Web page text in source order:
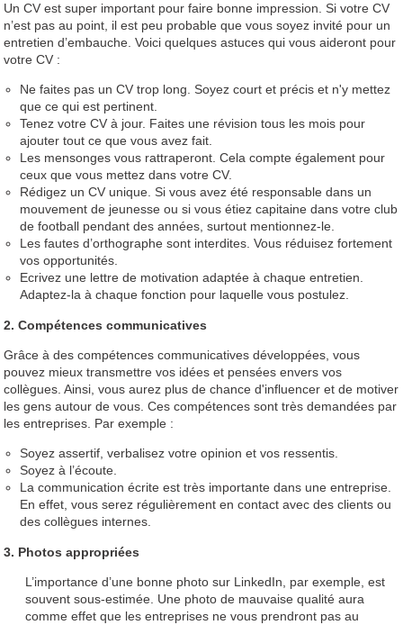
Un CV est super important pour faire bonne impression. Si votre CV
n’est pas au point, il est peu probable que vous soyez invité pour un
entretien d’embauche. Voici quelques astuces qui vous aideront pour
votre CV :
Ne faites pas un CV trop long. Soyez court et précis et n'y mettez
que ce qui est pertinent.
Tenez votre CV à jour. Faites une révision tous les mois pour
ajouter tout ce que vous avez fait.
Les mensonges vous rattraperont. Cela compte également pour
ceux que vous mettez dans votre CV.
Rédigez un CV unique. Si vous avez été responsable dans un
mouvement de jeunesse ou si vous étiez capitaine dans votre club
de football pendant des années, surtout mentionnez-le.
Les fautes d’orthographe sont interdites. Vous réduisez fortement
vos opportunités.
Ecrivez une lettre de motivation adaptée à chaque entretien.
Adaptez-la à chaque fonction pour laquelle vous postulez.
2. Compétences communicatives
Grâce à des compétences communicatives développées, vous
pouvez mieux transmettre vos idées et pensées envers vos
collègues. Ainsi, vous aurez plus de chance d'influencer et de motiver
les gens autour de vous. Ces compétences sont très demandées par
les entreprises. Par exemple :
Soyez assertif, verbalisez votre opinion et vos ressentis.
Soyez à l’écoute.
La communication écrite est très importante dans une entreprise.
En effet, vous serez régulièrement en contact avec des clients ou
des collègues internes.
​​3. Photos appropriées
L’importance d’une bonne photo sur LinkedIn, par exemple, est
souvent sous-estimée. Une photo de mauvaise qualité aura
comme effet que les entreprises ne vous prendront pas au